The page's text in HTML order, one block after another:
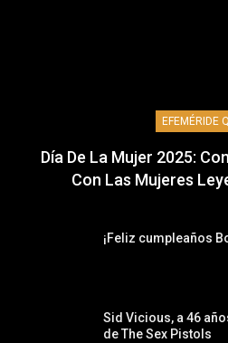
EFEMÉRIDE
Día De La Mujer 2025:
Con Las Mujeres
¡Feliz cumpleaños
Sid Vicious, a 46
de The Sex Pistols